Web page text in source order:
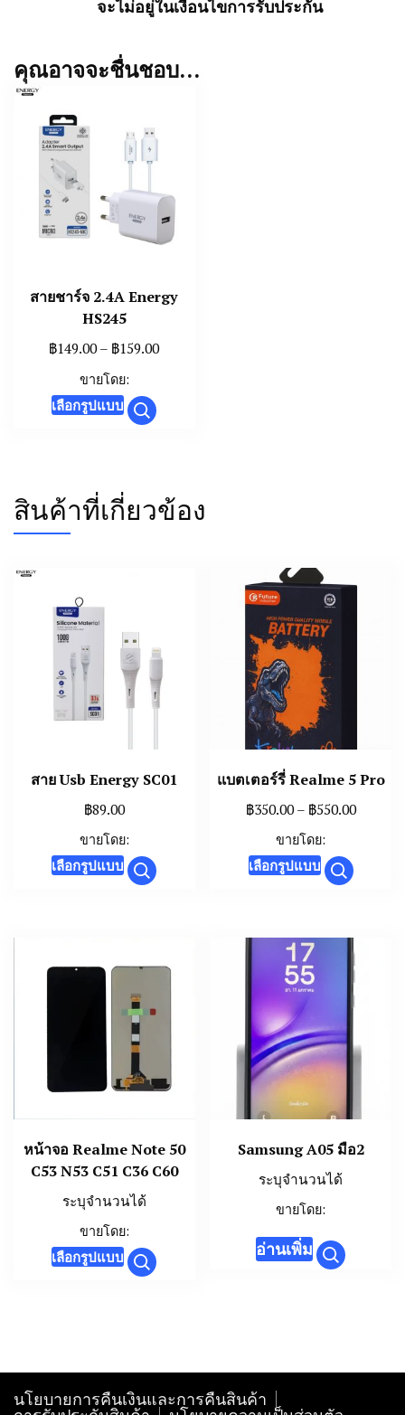
จะไม่อยู่ในเงื่อนไขการรับประกัน
คุณอาจจะชื่นชอบ…
สายชาร์จ 2.4A Energy
HS245
฿149.00– ฿159.00Price
ขายโดย:
เลือกรูปแบบ This
product
variants.
The
on
the
product
สินค้าที่เกี่ยวข้อง
สาย Usb Energy SC01
฿89.00
ขายโดย:
เลือกรูปแบบ This
product
options
may
be
chosen
product
page
แบตเตอร์รี่ Realme 5 Pro
฿350.00 – ฿550.00Price
ขายโดย:
เลือกรูปแบบ This
product
multiple
variants.
The
options
may
be
on
product
page
หน้าจอ Realme Note 50
C53 N53 C51 C36 C60
ระบุจำนวนได้
ขายโดย:
เลือกรูปแบบ This
product
The
options
Samsung A05 มือ2
ระบุจำนวนได้
ขายโดย:
อ่านเพิ่ม
นโยบายการคืนเงินและการคืนสินค้า